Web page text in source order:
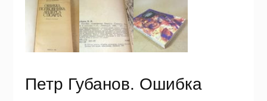
Петр Губанов. Ошибка